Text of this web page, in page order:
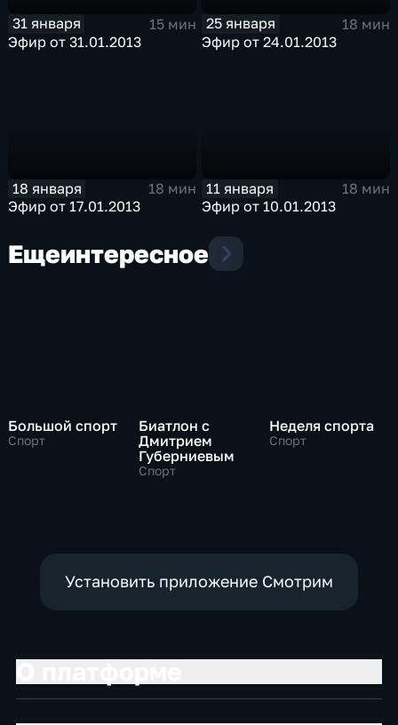
31 января
15 мин
Эфир от 31.01.2013
25 января
18 мин
Эфир от 24.01.2013
18 января
18 мин
Эфир от 17.01.2013
11 января
18 мин
Эфир от 10.01.2013
Ещеинтересное
Большой спорт
Спорт
Биатлон с
Дмитрием
Губерниевым
Спорт
Неделя спорта
Спорт
Установить приложение Смотрим